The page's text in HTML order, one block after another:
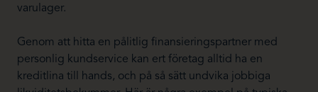
varulager.
Genom att hitta en pålitlig finansieringspartner med
personlig kundservice kan ert företag alltid ha en
kreditlina till hands, och på så sätt undvika jobbiga